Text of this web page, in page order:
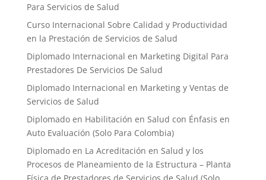
Para Servicios de Salud
Curso Internacional Sobre Calidad y Productividad
en la Prestación de Servicios de Salud
Diplomado Internacional en Marketing Digital Para
Prestadores De Servicios De Salud
Diplomado Internacional en Marketing y Ventas de
Servicios de Salud
Diplomado en Habilitación en Salud con Énfasis en
Auto Evaluación ​(Solo Para Colombia)
Diplomado en La Acreditación en Salud y los
Procesos de Planeamiento de la Estructura – Planta